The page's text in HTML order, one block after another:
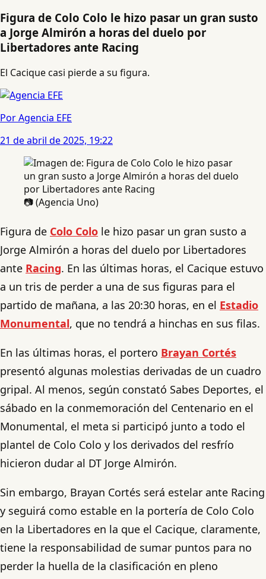
Figura de Colo Colo le hizo pasar un gran susto
a Jorge Almirón a horas del duelo por
Libertadores ante Racing
El Cacique casi pierde a su figura.
Por Agencia EFE
21 de abril de 2025, 19:22
📷 (Agencia Uno)
Figura de Colo Colo le hizo pasar un gran susto a
Jorge Almirón a horas del duelo por Libertadores
ante Racing. En las últimas horas, el Cacique estuvo
a un tris de perder a una de sus figuras para el
partido de mañana, a las 20:30 horas, en el Estadio
Monumental, que no tendrá a hinchas en sus filas.
En las últimas horas, el portero Brayan Cortés
presentó algunas molestias derivadas de un cuadro
gripal. Al menos, según constató Sabes Deportes, el
sábado en la conmemoración del Centenario en el
Monumental, el meta si participó junto a todo el
plantel de Colo Colo y los derivados del resfrío
hicieron dudar al DT Jorge Almirón.
Sin embargo, Brayan Cortés será estelar ante Racing
y seguirá como estable en la portería de Colo Colo
en la Libertadores en la que el Cacique, claramente,
tiene la responsabilidad de sumar puntos para no
perder la huella de la clasificación en pleno